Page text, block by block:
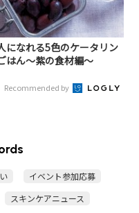
になれる5色のケータリン
はん～紫の食材編～
Recommended by
イベント参加応募
スキンケアニュース